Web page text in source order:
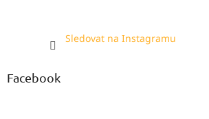
Sledovat na Instagramu
Facebook